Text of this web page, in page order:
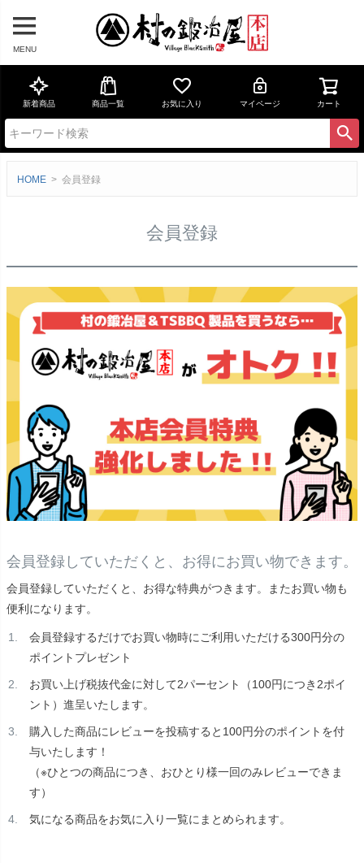
MENU
新着商品 商品一覧 お気に入り マイページ カート
HOME 会員登録
会員登録
会員登録していただくと、お得にお買い物できます。
会員登録していただくと、お得な特典がつきます。またお買い物も
便利になります。
会員登録するだけでお買い物時にご利用いただける300円分の
ポイントプレゼント
お買い上げ税抜代金に対して2パーセント（100円につき2ポイ
ント）進呈いたします。
購入した商品にレビューを投稿すると100円分のポイントを付
与いたします！
（※ひとつの商品につき、おひとり様一回のみレビューできま
す）
気になる商品をお気に入り一覧にまとめられます。